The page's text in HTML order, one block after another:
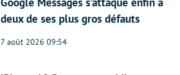
deux de ses plus gros défauts
7 août 2026 09:54